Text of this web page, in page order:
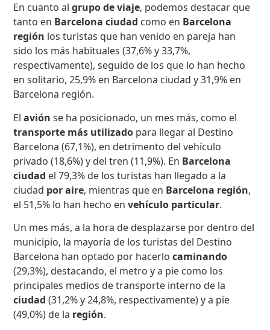
En cuanto algrupo de viaje, podemos destacar que
tanto en Barcelona ciudad como en Barcelona
región los turistas que han venido en pareja han
sido los más habituales (37,6% y 33,7%,
respectivamente), seguido de los que lo han hecho
en solitario, 25,9% en Barcelona ciudad y 31,9% en
Barcelona región.
El avión se ha posicionado, un mes más, como el
transporte más utilizado para llegar al Destino
Barcelona (67,1%), en detrimento del vehículo
privado (18,6%) y del tren (11,9%). En Barcelona
ciudad el 79,3% de los turistas han llegado a la
ciudad por aire, mientras que en Barcelona región,
el 51,5% lo han hecho envehículo particular.
Un mes más, a la hora de desplazarse por dentro del
municipio, la mayoría de los turistas del Destino
Barcelona han optado por hacerlocaminando
(29,3%), destacando, el metro y a pie como los
principales medios de transporte interno de la
ciudad(31,2% y 24,8%, respectivamente) y a pie
(49,0%) de la región.